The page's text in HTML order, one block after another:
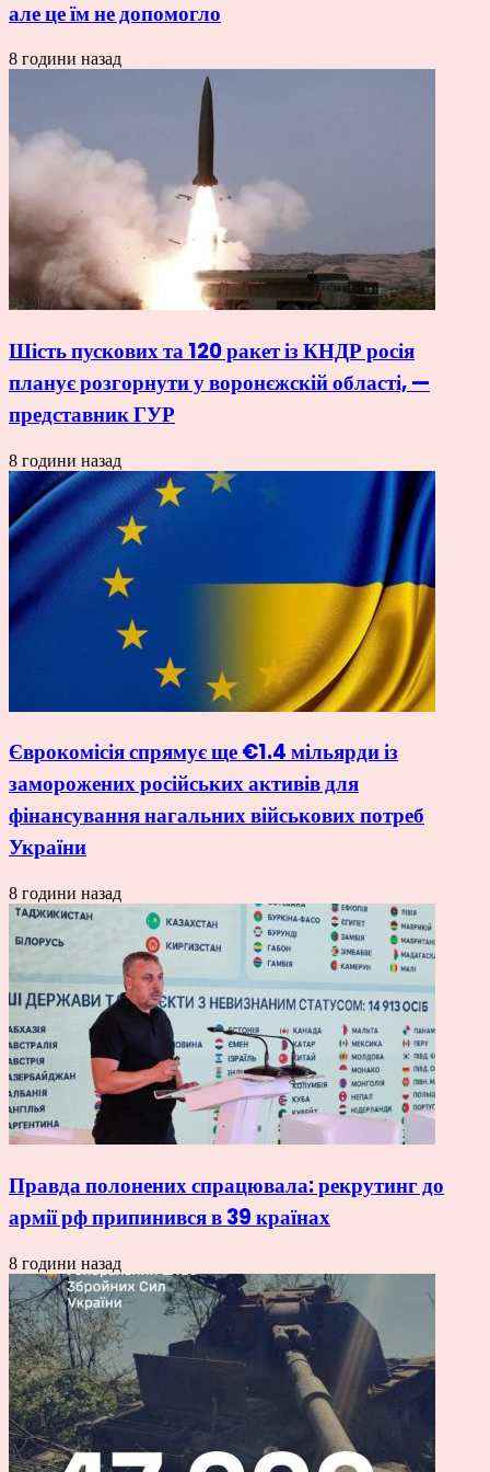
але це їм не допомогло
8 години назад
Шість пускових та 120 ракет із КНДР росія
планує розгорнути у воронєжскій області, —
представник ГУР
8 години назад
Єврокомісія спрямує ще €1.4 мільярди із
заморожених російських активів для
фінансування нагальних військових потреб
України
8 години назад
Правда полонених спрацювала: рекрутинг до
армії рф припинився в 39 країнах
8 години назад